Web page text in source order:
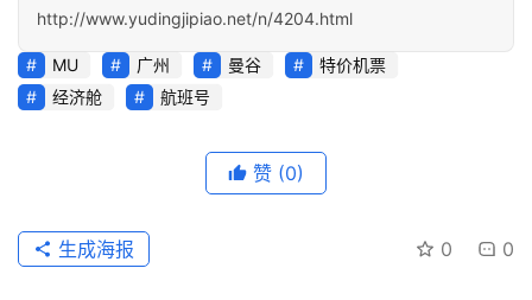
http://www.yudingjipiao.net/n/4204.html
MU 广州 曼谷
特价机票
经济舱
航班号
赞 (0)
0 0
生成海报